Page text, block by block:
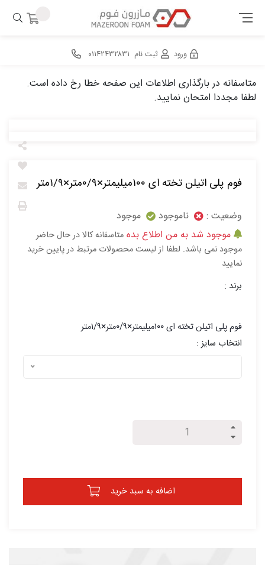
ورود ثبت نام ۰۱۱۴۲۴۳۲۸۳۱
متاسفانه در بارگذاری اطلاعات این صفحه خطا رخ داده است.
لطفا مجددا امتحان نمایید.
فوم پلی اتیلن تخته ای ۱۰۰میلیمتر×۰/۹متر×۱/۹متر
وضعیت : ناموجود
موجود
موجود شد به من اطلاع بده متاسفانه کالا در حال حاضر
موجود نمی باشد. لطفا از لیست محصولات مرتبط در پایین خرید
نمایید
برند :
فوم پلی اتیلن تخته ای ۱۰۰میلیمتر×۰/۹متر×۱/۹متر
انتخاب سایز :
اضافه به سبد خرید